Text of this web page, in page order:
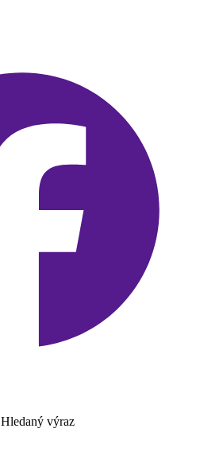
Hledaný výraz